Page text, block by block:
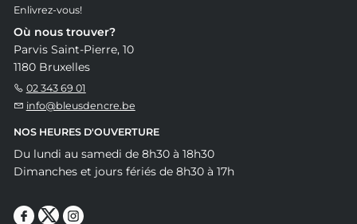
Enlivrez-vous!
Où nous trouver?
Parvis Saint-Pierre, 10
1180 Bruxelles
02 343 69 01
info@bleusdencre.be
NOS HEURES D'OUVERTURE
Du lundi au samedi de 8h30 à 18h30
Dimanches et jours fériés de 8h30 à 17h